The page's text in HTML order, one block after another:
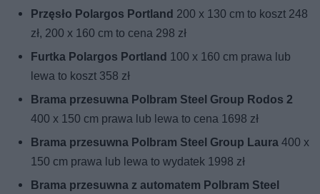
Przęsło Polargos Portland 200 x 130 cm to koszt 248
zł, 200 x 160 cm to cena 298 zł
Furtka Polargos Portland 100 x 160 cm prawa lub
lewa to koszt 358 zł
Brama przesuwna Polbram Steel Group Rodos 2
400 x 150 cm prawa lub lewa to cena 1698 zł
Brama przesuwna Polbram Steel Group Laura400 x
150 cm prawa lub lewa to wydatek 1998 zł
Brama przesuwna z automatem Polbram Steel